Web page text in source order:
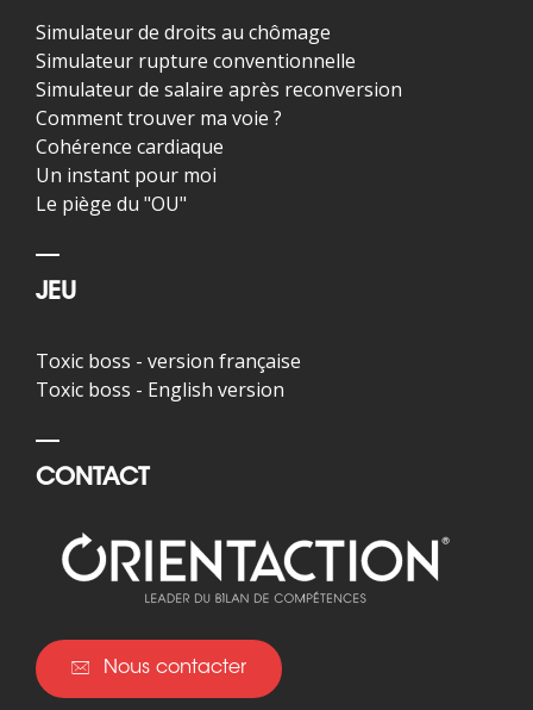
Simulateur de droits au chômage
Simulateur rupture conventionnelle
Simulateur de salaire après reconversion
Comment trouver ma voie ?
Cohérence cardiaque
Un instant pour moi
Le piège du "OU"
JEU
Toxic boss - version française
Toxic boss - English version
CONTACT
Nous contacter